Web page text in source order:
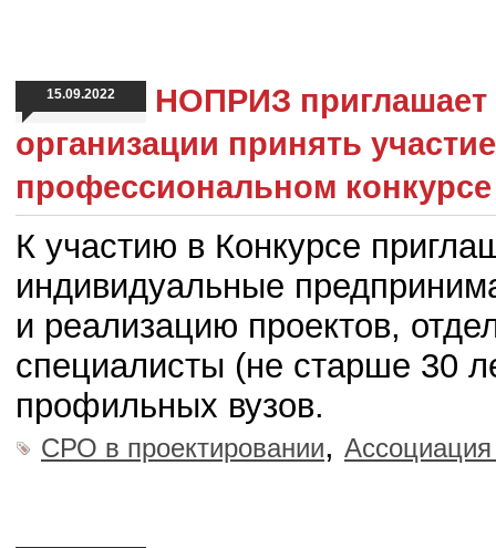
15.09.2022
НОПРИЗ приглашает
организации принять
профессиональном
К участию в Конкурсе
индивидуальные
и реализацию проектов,
специалисты (не старше 30
профильных вузов.
СРО в проектировании,